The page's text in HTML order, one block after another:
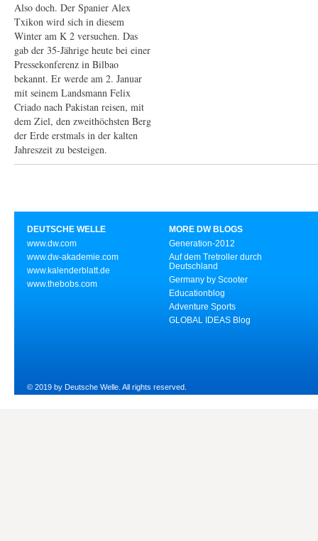
Also doch. Der Spanier Alex
Txikon wird sich in diesem
Winter am K 2 versuchen. Das
gab der 35-Jährige heute bei einer
Pressekonferenz in Bilbao
bekannt. Er werde am 2. Januar
mit seinem Landsmann Felix
Criado nach Pakistan reisen, mit
dem Ziel, den zweithöchsten Berg
der Erde erstmals in der kalten
Jahreszeit zu besteigen.
DEUTSCHE WELLE
www.dw.com
www.dw-akademie.com
www.kalenderblatt.de
www.thebobs.com
MORE DW BLOGS
Generation-2012
Auf dem Tretroller durch
Deutschland
Germany by Scooter
Educationblog
Adventure Sports
GLOBAL IDEAS Blog
© 2019 by Deutsche Welle. All rights reserved.